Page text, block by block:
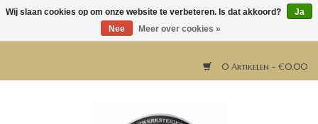
0 Artikelen - €0,00
Wij slaan cookies op om onze website te verbeteren. Is dat akkoord?
Ja
Nee
Meer over cookies »